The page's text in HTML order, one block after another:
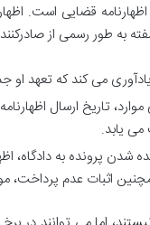
اظهارنامه قضایی است.
به طور رسمی از
می کند که تعهد او
تاریخ ارسال
یابد.
پرونده به دادگاه،
اثبات عدم پرداخت،